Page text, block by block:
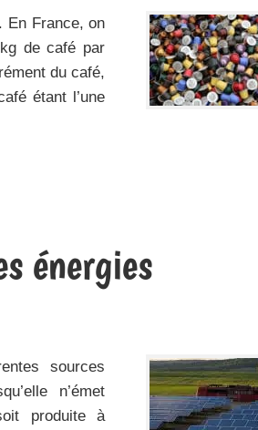
En France, on
de café par
du café,
étant l’une
énergies
sources
n’émet
produite à